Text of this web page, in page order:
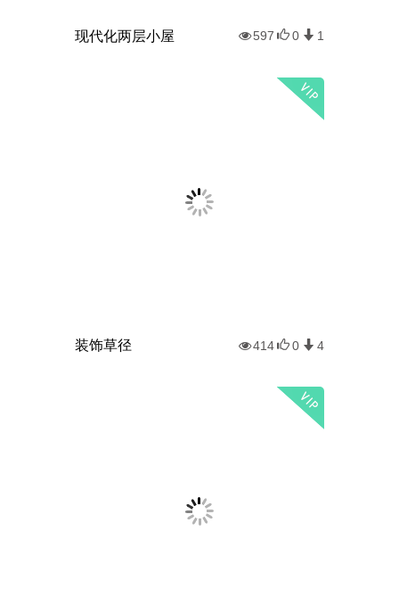
现代化两层小屋 597 0 1
装饰草径 414 0 4